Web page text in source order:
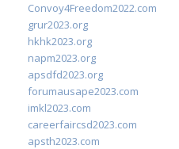
Convoy4Freedom2022.com
grur2023.org
hkhk2023.org
napm2023.org
apsdfd2023.org
forumausape2023.com
imkl2023.com
careerfaircsd2023.com
apsth2023.com